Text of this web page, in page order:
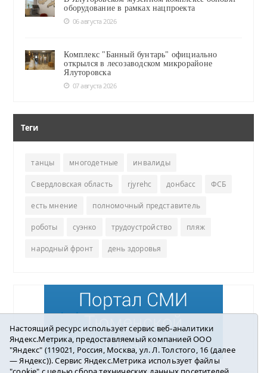
оборудование в рамках нацпроекта
06 августа 2026
Комплекс "Банный бунтарь" официально
открылся в лесозаводском микрорайоне
Ялуторовска
07 августа 2026
Теги
танцы многодетные инвалиды
Свердловская область rjyrehc донбасс ФСБ
есть мнение полномочный представитель
роботы суэнко трудоустройство пляж
народный фронт день здоровья
Настоящий ресурс использует сервис веб-аналитики
Яндекс.Метрика, предоставляемый компанией ООО
"Яндекс" (119021, Россия, Москва, ул. Л. Толстого, 16 (далее
— Яндекс)). Сервис Яндекс.Метрика использует файлы